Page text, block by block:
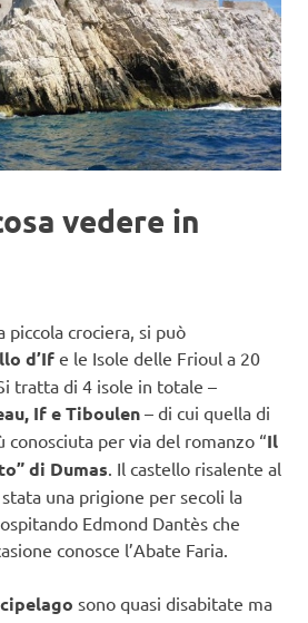
vedere in
piccola crociera, si può
d’If e le Isole delle Frioul a 20
tratta di 4 isole in totale –
If e Tiboulen – di cui quella di
per via del romanzo “Il
di Dumas . Il castello risalente al
una prigione per secoli la
Edmond Dantès che
conosce l’Abate Faria.
sono quasi disabitate ma